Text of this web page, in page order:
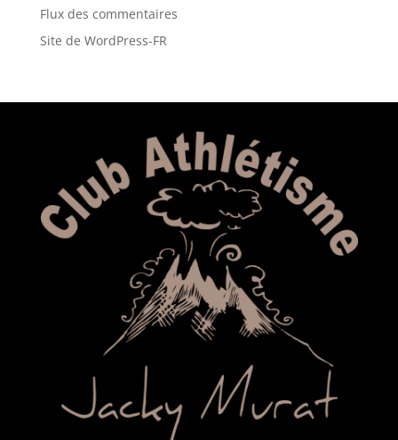
Flux des commentaires
Site de WordPress-FR